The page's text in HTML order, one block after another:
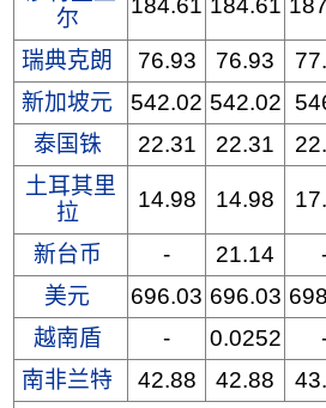
尔
184.61 184.61
瑞典克朗 76.93 76.93
新加坡元
542.02 542.02
泰国铢
22.31 22.31
土耳其里
拉
14.98 14.98
新台币 - 21.14
美元
696.03 696.03
越南盾
- 0.0252
南非兰特
42.88 42.88